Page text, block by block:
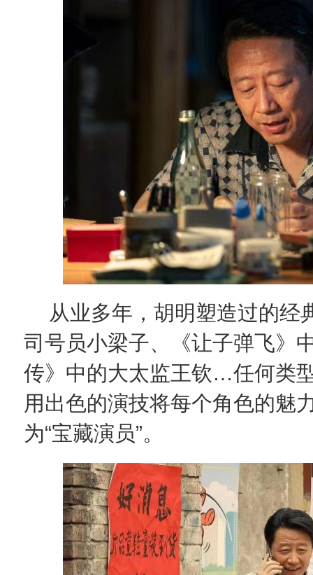
从业多年，胡明塑造过的经
司号员小梁子、《让子弹飞》
传》中的大太监王钦…任何类
用出色的演技将每个角色的魅
为“宝藏演员”。